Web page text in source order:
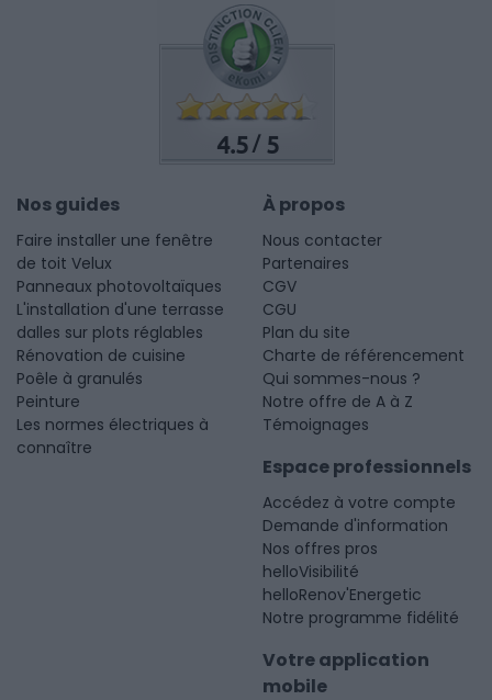
4.5 /5
Nos guides
Faire installer une fenêtre
de toit Velux
Panneaux photovoltaïques
L'installation d'une terrasse
dalles sur plots réglables
Rénovation de cuisine
Poêle à granulés
Peinture
Les normes électriques à
connaître
À propos
Nous contacter
Partenaires
CGV
CGU
Plan du site
Charte de référencement
Qui sommes-nous ?
Notre offre de A à Z
Témoignages
Espace professionnels
Accédez à votre compte
Demande d'information
Nos offres pros
helloVisibilité
helloRenov'Energetic
Notre programme fidélité
Votre application
mobile